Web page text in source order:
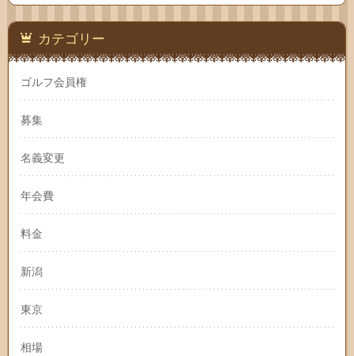
カテゴリー
ゴルフ会員権
募集
名義変更
年会費
料金
新潟
東京
相場